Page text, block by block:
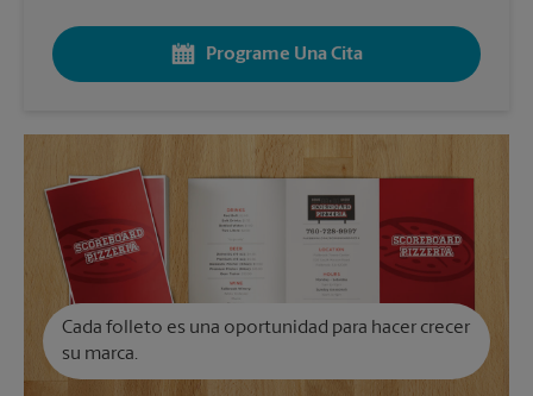
Programe Una Cita
Cada folleto es una oportunidad para hacer crecer
su marca.